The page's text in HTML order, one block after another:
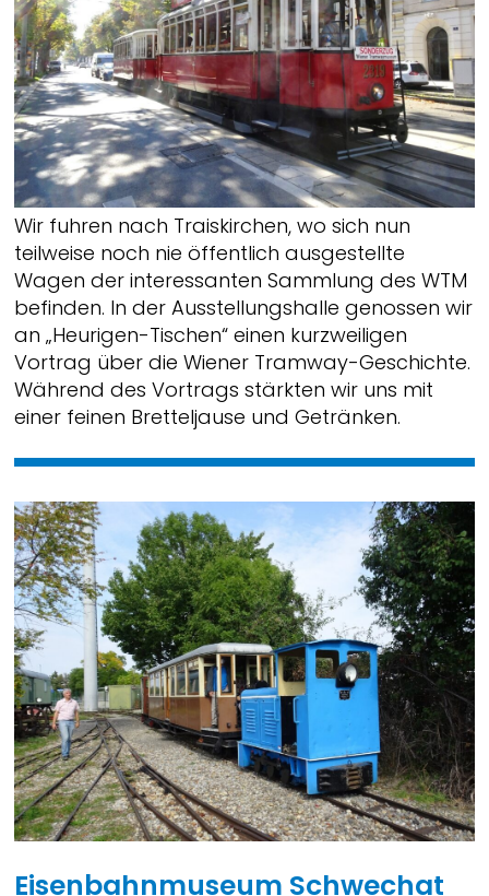
Wir fuhren nach Traiskirchen, wo sich nun
teilweise noch nie öffentlich ausgestellte
Wagen der interessanten Sammlung des WTM
befinden. In der Ausstellungshalle genossen wir
an „Heurigen-Tischen“ einen kurzweiligen
Vortrag über die Wiener Tramway-Geschichte.
Während des Vortrags stärkten wir uns mit
einer feinen Bretteljause und Getränken.
Eisenbahnmuseum Schwechat